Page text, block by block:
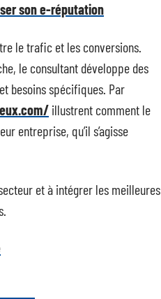
son e-réputation
le trafic et les conversions.
le consultant développe des
besoins spécifiques. Par
illustrent comment le
entreprise, qu’il s’agisse
et à intégrer les meilleures